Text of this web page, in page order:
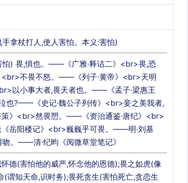
拿杖打人,使人害怕。本义:害怕)
怕) 畏,惧也。——《广雅·释诂二》<br>畏,恐
不畏不怒。——《列子·黄帝》<br>天明
以小事大者,畏天者也。——《孟子·梁惠王
也?——《史记·魏公子列传》<br>妾之美我者,
》<br>然畏愬。——《资治通鉴·唐纪》<br>
岳阳楼记》<br>巍巍乎可畏。——明·刘基
。——清·纪昀《阅微草堂笔记》
德(害怕他的威严,怀念他的恩德);畏之如虎(像
(谓知天命,识时务);畏死贪生(害怕死亡,贪恋生